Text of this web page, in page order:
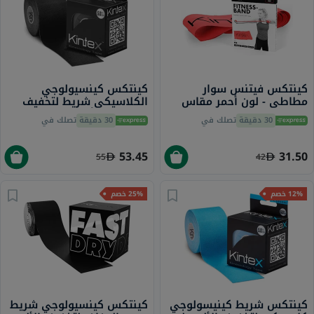
كينتكس فيتنس سوار
مطاطي - لون أحمر مقاس
15 × 250 سم 30 دقيقة تصلك في
31.50
42
كينتكس كينسيولوجي
الكلاسيكي شريط لتخفيف
500 سم 30 دقيقة تصلك في
53.45
55
12% خصم
كينتكس شريط كينيسولوجي
25% خصم
كينتكس كينسيولوجي شريط